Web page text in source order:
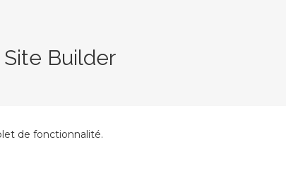
Builder
de fonctionnalité.